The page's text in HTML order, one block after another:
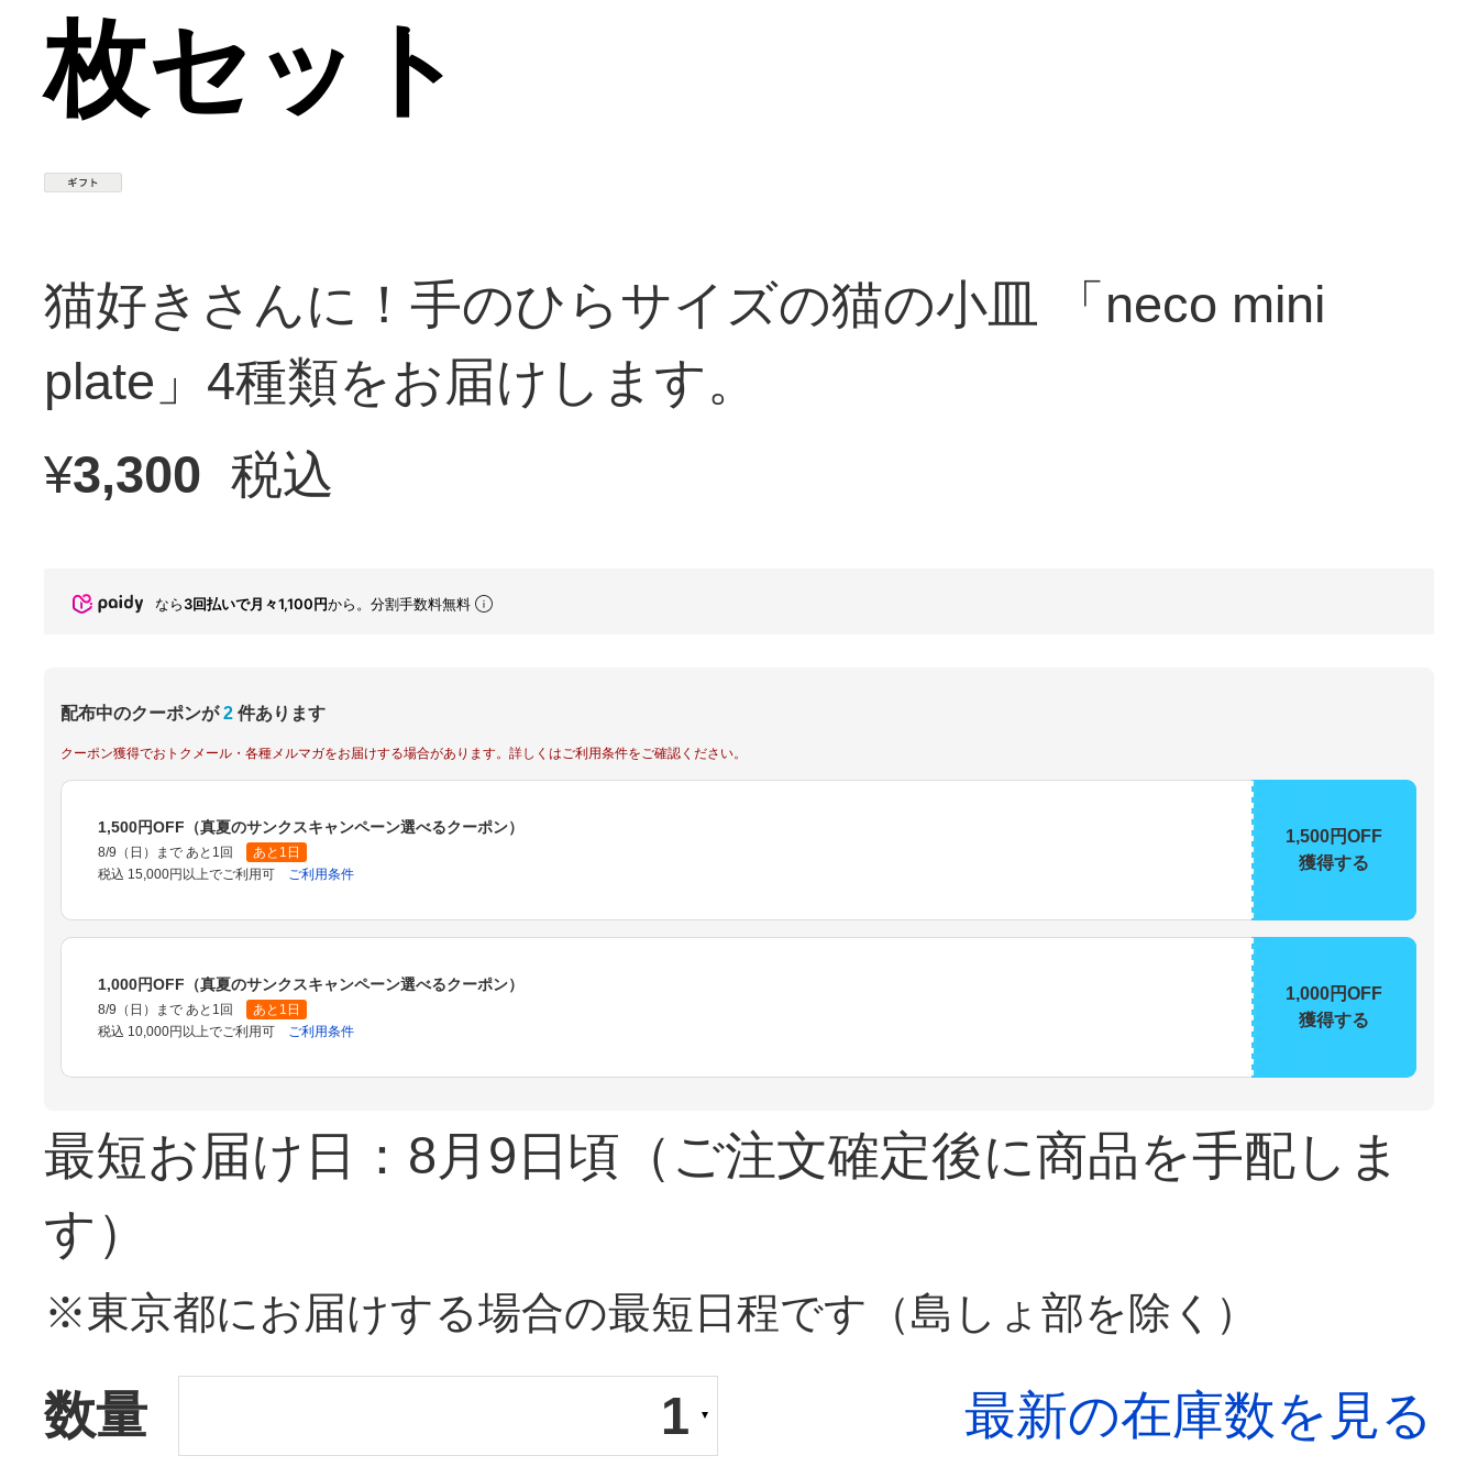
枚セット
猫好きさんに！手のひらサイズの猫の小皿 「neco mini
plate」4種類をお届けします。
¥3,300 税込
なら3回払いで月々1,100円から。分割手数料無料
配布中のクーポンが 2 件あります
クーポン獲得でおトクメール・各種メルマガをお届けする場合があります。詳しくはご利用条件をご確認ください。
1,500円OFF（真夏のサンクスキャンペーン選べるクーポン）
8/9（日）まで あと1回
あと1日
税込 15,000円以上でご利用可
ご利用条件
1,500円OFF
獲得する
1,000円OFF（真夏のサンクスキャンペーン選べるクーポン）
8/9（日）まで あと1回
あと1日
税込 10,000円以上でご利用可
ご利用条件
1,000円OFF
獲得する
最短お届け日：8月9日頃 （ご注文確定後に商品を手配しま
す）
※東京都にお届けする場合の最短日程です（島しょ部を除く）
数量 1 最新の在庫数を見る